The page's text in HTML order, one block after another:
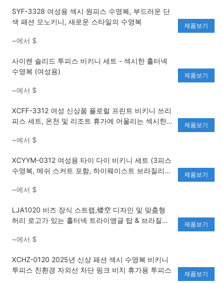
SYF-3328 여성용 섹시 원피스 수영복, 부드러운 단
색 패션 모노키니, 새로운 스타일의 수영복
~에서 $
제품보기
사이렌 솔리드 투피스 비키니 세트 - 섹시한 홀터넥
수영복 (여성용)
~에서 $
제품보기
XCFF-3312 여성 신상품 플로럴 프린트 비키니 쓰리
피스 세트, 온천 및 리조트 휴가에 어울리는 섹시한
~에서 $
제품보기
XCYYM-0312 여성용 타이 다이 비키니 세트 (3피스
수영복, 메쉬 스커트 포함, 하이웨이스트 브라질리언
~에서 $
제품보기
LJA1020 비즈 장식 스트랩,镂空 디자인 및 맞춤형
허리 로고가 있는 홀터넥 트라이앵글 탑 & 브라질리
~에서 $
제품보기
XCHZ-0120 2025년 신상 패션 섹시 수영복 비키니
투피스 친환경 자외선 차단 핑크 비치 휴가용 투피스
제품보기